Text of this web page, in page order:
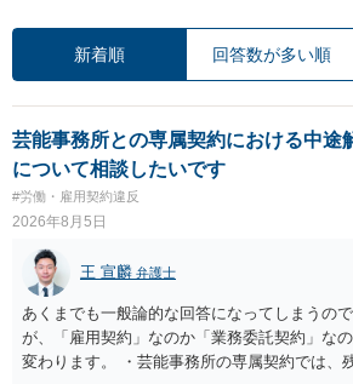
新着順 回答数が多い順
芸能事務所との専属契約における中途
について相談したいです
#労働・雇用契約違反
2026年8月5日
王 宣麟 弁護士
あくまでも一般論的な回答になってしまうの
が、「雇用契約」なのか「業務委託契約」な
変わります。 ・芸能事務所の専属契約では、